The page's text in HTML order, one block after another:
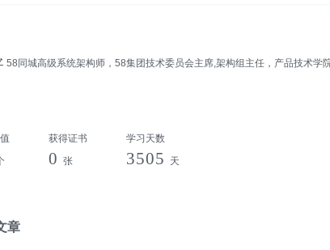
获得证书
0 张
学习天数
3505 天
章